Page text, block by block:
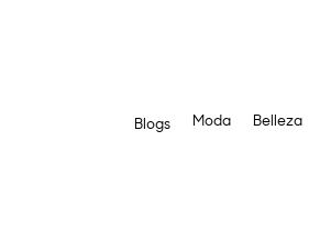
Blogs Moda Belleza